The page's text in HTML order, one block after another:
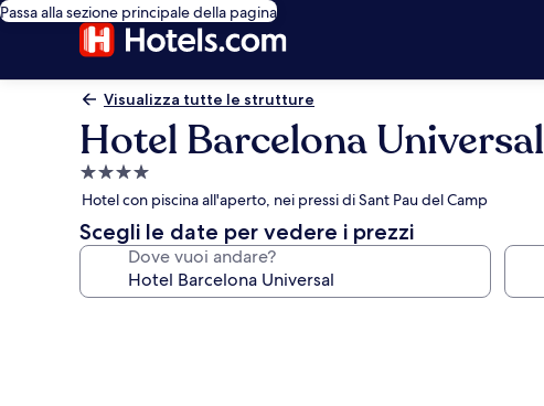
Passa alla sezione principale della pagina
Visualizza tutte le strutture
Hotel Barcelona Universal
Struttura
a
4.0
stelle
Hotel con piscina all'aperto, nei pressi di Sant Pau del Camp
Scegli le date per vedere i prezzi
Dove vuoi andare?